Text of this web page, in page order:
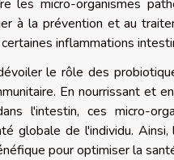
les micro-organismes
à la prévention et au
inflammations
le rôle des
En nourrissant et
l'intestin, ces micro-
globale de l'individu.
pour optimiser la